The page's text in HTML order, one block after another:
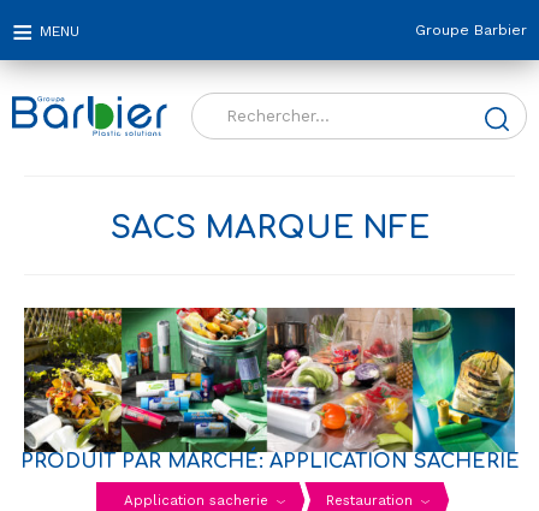
Groupe Barbier
Rechercher :
SACS MARQUE NFE
PRODUIT PAR MARCHÉ: APPLICATION SACHERIE
Application sacherie Restauration